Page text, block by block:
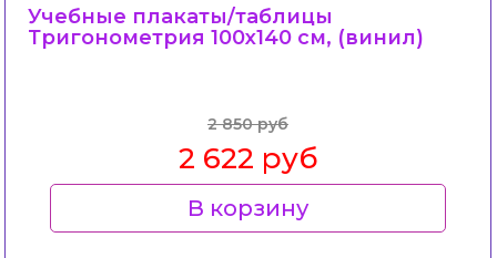
Учебные плакаты/таблицы
Тригонометрия 100x140 см, (винил)
2 850 руб
2 622 руб
В корзину